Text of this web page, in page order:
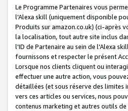
Le Programme Partenaires vous
l'Alexa skill (uniquement disponible
Produits sur amazon.co.uk) (ci-après
la localisation, tout autre site inclus
l'ID de Partenaire au sein de l'Alexa
fournissons et respecter le présent
Lorsque nos clients cliquent ou
effectuer une autre action, vous
détaillées (et sous réserve des limites
vers ces articles ou services, nous
contenus marketing et autres outils